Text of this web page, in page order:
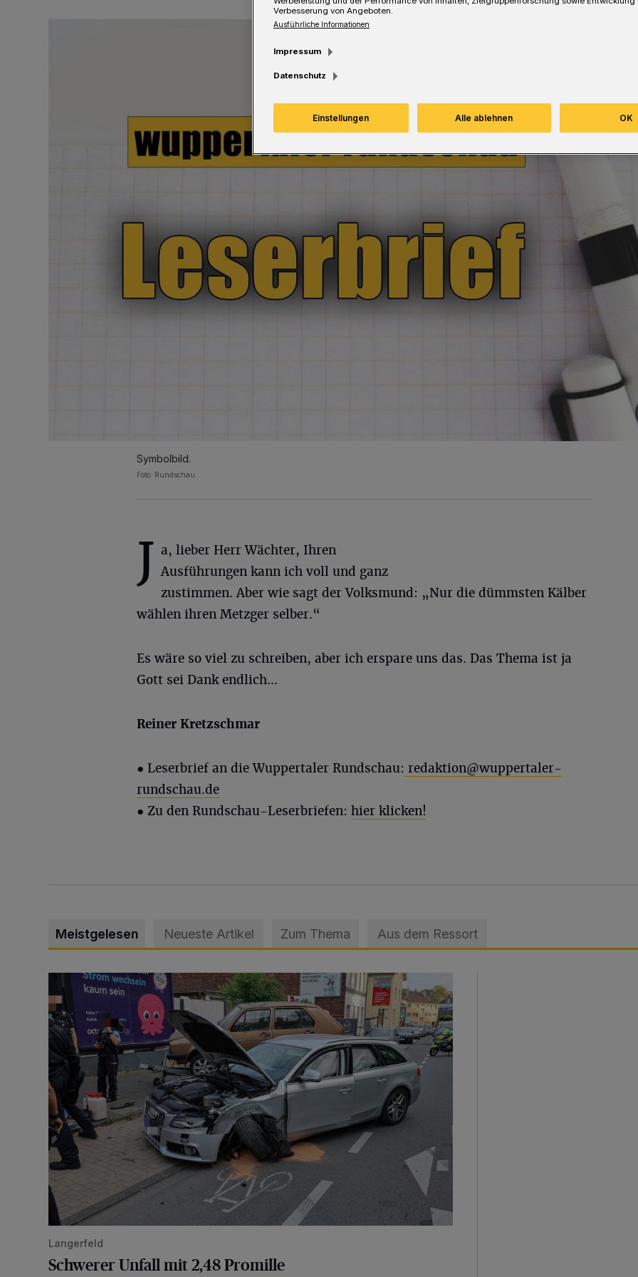
Symbolbild.
Foto: Rundschau
J a, lieber Herr Wächter, Ihren
Ausführungen kann ich voll und ganz
zustimmen. Aber wie sagt der Volksmund: „Nur die dümmsten Kälber
wählen ihren Metzger selber.“
Es wäre so viel zu schreiben, aber ich erspare uns das. Das Thema ist ja
Gott sei Dank endlich...
Reiner Kretzschmar
● Leserbrief an die Wuppertaler Rundschau: redaktion@wuppertaler-
rundschau.de
● Zu den Rundschau-Leserbriefen: hier klicken!
Meistgelesen Neueste Artikel Zum Thema Aus dem Ressort
Schwerer Unfall mit 2,48 Promille
Langerfeld
Schwerer Unfall mit 2,48 Promille
Verbesserung von Angeboten.
Ausführliche Informationen
Impressum
Datenschutz
Einstellungen Alle ablehnen OK